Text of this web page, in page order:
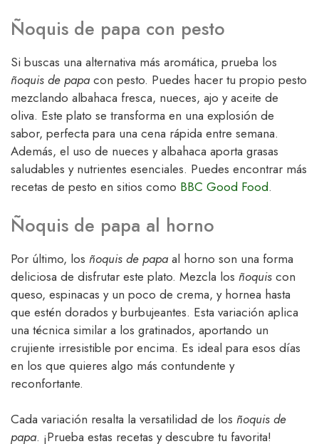
Ñoquis de papa con pesto
Si buscas una alternativa más aromática, prueba los
ñoquis de papa con pesto. Puedes hacer tu propio pesto
mezclando albahaca fresca, nueces, ajo y aceite de
oliva. Este plato se transforma en una explosión de
sabor, perfecta para una cena rápida entre semana.
Además, el uso de nueces y albahaca aporta grasas
saludables y nutrientes esenciales. Puedes encontrar más
recetas de pesto en sitios como BBC Good Food.
Ñoquis de papa al horno
Por último, los ñoquis de papa al horno son una forma
deliciosa de disfrutar este plato. Mezcla los ñoquis con
queso, espinacas y un poco de crema, y hornea hasta
que estén dorados y burbujeantes. Esta variación aplica
una técnica similar a los gratinados, aportando un
crujiente irresistible por encima. Es ideal para esos días
en los que quieres algo más contundente y
reconfortante.
Cada variación resalta la versatilidad de los ñoquis de
papa. ¡Prueba estas recetas y descubre tu favorita!